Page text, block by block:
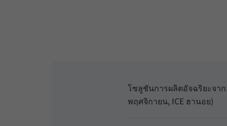
โซลูชันการผลิตอัจฉริยะจาก
พฤศจิกายน, ICE ฮานอย)